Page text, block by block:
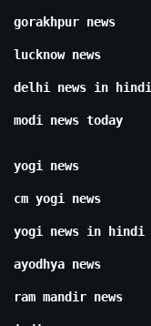
gorakhpur news
lucknow news
delhi news in hindi
modi news today
yogi news
cm yogi news
yogi news in hindi
ayodhya news
ram mandir news